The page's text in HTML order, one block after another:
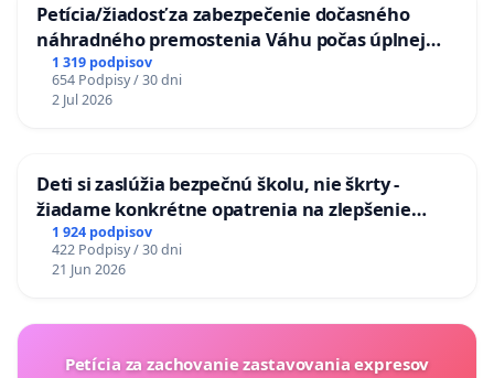
Petícia/žiadosť za zabezpečenie dočasného
náhradného premostenia Váhu počas úplnej
uzávery Vážskeho mosta v Komárne
1 319 podpisov
654 Podpisy / 30 dni
2 Jul 2026
Deti si zaslúžia bezpečnú školu, nie škrty -
žiadame konkrétne opatrenia na zlepšenie
situácie v školstve
1 924 podpisov
422 Podpisy / 30 dni
21 Jun 2026
Petícia za zachovanie zastavovania expresov